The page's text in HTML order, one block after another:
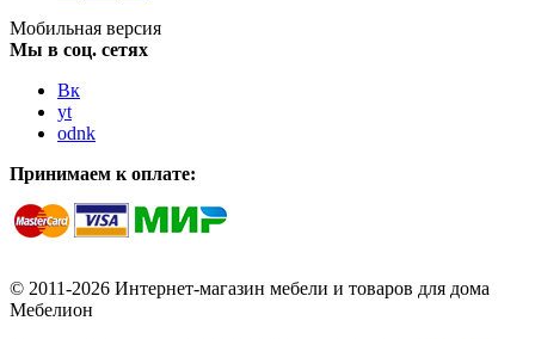
Мобильная версия
Мы в соц. сетях
Вк
yt
odnk
Принимаем к оплате:
© 2011-2026 Интернет-магазин мебели и товаров для дома
Мебелион